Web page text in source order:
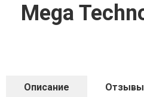
Mega
Описание Отзывы